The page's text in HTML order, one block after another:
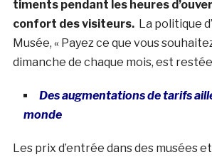
timents pendant les heures
confort des visiteurs. La politique
Musée, « Payez ce que vous
dimanche de chaque mois, est
Des augmentations de tarifs
monde
Les prix d’entrée dans des musées